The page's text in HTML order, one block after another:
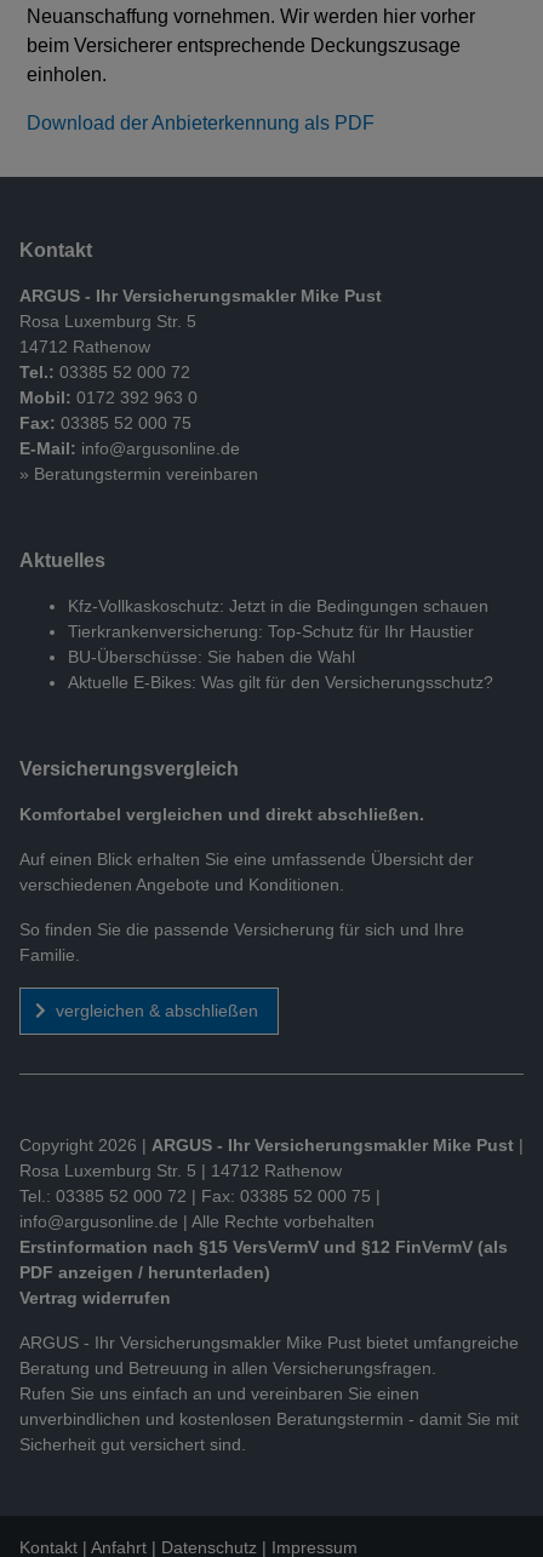
Neuanschaffung vornehmen. Wir werden hier vorher
beim Versicherer entsprechende Deckungszusage
einholen.
Download der Anbieterkennung als PDF
Kontakt
ARGUS - Ihr Versicherungsmakler Mike Pust
Rosa Luxemburg Str. 5
14712 Rathenow
Tel.: 03385 52 000 72
Mobil: 0172 392 963 0
Fax: 03385 52 000 75
E-Mail: info@argusonline.de
» Beratungstermin vereinbaren
Aktuelles
Kfz-Vollkaskoschutz: Jetzt in die Bedingungen schauen
Tierkrankenversicherung: Top-Schutz für Ihr Haustier
BU-Überschüsse: Sie haben die Wahl
Aktuelle E-Bikes: Was gilt für den Versicherungsschutz?
Versicherungs­vergleich
Komfortabel vergleichen und direkt abschließen.
Auf einen Blick erhalten Sie eine umfassende Übersicht der
verschiedenen Angebote und Konditionen.
So finden Sie die passende Versicherung für sich und Ihre
Familie.
vergleichen & abschließen
Copyright 2026 | ARGUS - Ihr Versicherungsmakler Mike Pust |
Rosa Luxemburg Str. 5 | 14712 Rathenow
Tel.: 03385 52 000 72 | Fax: 03385 52 000 75 |
info@argusonline.de | Alle Rechte vorbehalten
Erstinformation nach §15 VersVermV und §12 FinVermV (als
PDF anzeigen / herunterladen)
Vertrag widerrufen
ARGUS - Ihr Versicherungsmakler Mike Pust bietet umfangreiche
Beratung und Betreuung in allen Versicherungsfragen.
Rufen Sie uns einfach an und vereinbaren Sie einen
unverbindlichen und kostenlosen Beratungstermin - damit Sie mit
Sicherheit gut versichert sind.
Kontakt Anfahrt Datenschutz Impressum